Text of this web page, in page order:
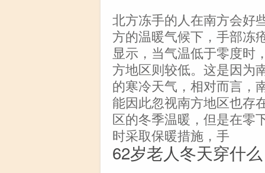
北方冻手的人在南方会好
方的温暖气候下，手部冻
显示，当气温低于零度时
方地区则较低。这是因为
的寒冷天气，相对而言，
能因此忽视南方地区也存
区的冬季温暖，但是在零
时采取保暖措施，手
62岁老人冬天穿什么